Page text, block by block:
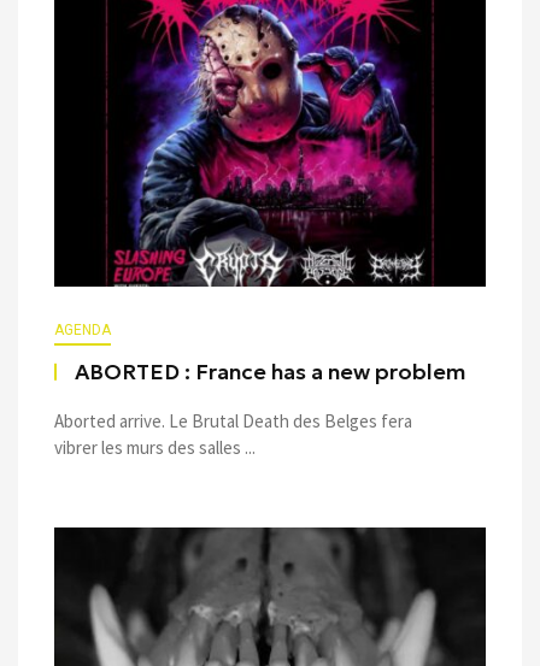
AGENDA
ABORTED : France has a new problem
Aborted arrive. Le Brutal Death des Belges fera
vibrer les murs des salles ...